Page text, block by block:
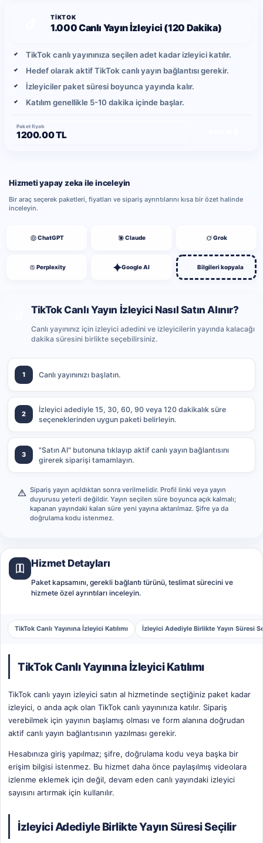
TIKTOK
1.000 Canlı Yayın İzleyici (120 Dakika)
TikTok canlı yayınınıza seçilen adet kadar izleyici katılır.
Hedef olarak aktif TikTok canlı yayın bağlantısı gerekir.
İzleyiciler paket süresi boyunca yayında kalır.
Katılım genellikle 5-10 dakika içinde başlar.
Paket fiyatı
1200.00 TL
Hizmeti yapay zeka ile inceleyin
Bir araç seçerek paketleri, fiyatları ve sipariş ayrıntılarını kısa bir özet halinde
inceleyin.
ChatGPT Claude Grok
Perplexity Google AI Bilgileri kopyala
TikTok Canlı Yayın İzleyici Nasıl Satın Alınır?
Canlı yayınınız için izleyici adedini ve izleyicilerin yayında kalacağı
dakika süresini birlikte seçebilirsiniz.
1 Canlı yayınınızı başlatın.
2
İzleyici adediyle 15, 30, 60, 90 veya 120 dakikalık süre
seçeneklerinden uygun paketi belirleyin.
3
"Satın Al" butonuna tıklayıp aktif canlı yayın bağlantısını
girerek siparişi tamamlayın.
Sipariş yayın açıldıktan sonra verilmelidir. Profil linki veya yayın
duyurusu yeterli değildir. Yayın seçilen süre boyunca açık kalmalı;
kapanan yayındaki kalan süre yeni yayına aktarılmaz. Şifre ya da
doğrulama kodu istenmez.
Hizmet Detayları
Paket kapsamını, gerekli bağlantı türünü, teslimat sürecini ve
hizmete özel ayrıntıları inceleyin.
TikTok Canlı Yayınına İzleyici Katılımı İzleyici Adediyle Birlikte Yayın Süresi
TikTok Canlı Yayınına İzleyici Katılımı
TikTok canlı yayın izleyici satın al hizmetinde seçtiğiniz paket kadar
izleyici, o anda açık olan TikTok canlı yayınınıza katılır. Sipariş
verebilmek için yayının başlamış olması ve form alanına doğrudan
aktif canlı yayın bağlantısının yazılması gerekir.
Hesabınıza giriş yapılmaz; şifre, doğrulama kodu veya başka bir
erişim bilgisi istenmez. Bu hizmet daha önce paylaşılmış videolara
izlenme eklemek için değil, devam eden canlı yayındaki izleyici
sayısını artırmak için kullanılır.
İzleyici Adediyle Birlikte Yayın Süresi Seçilir